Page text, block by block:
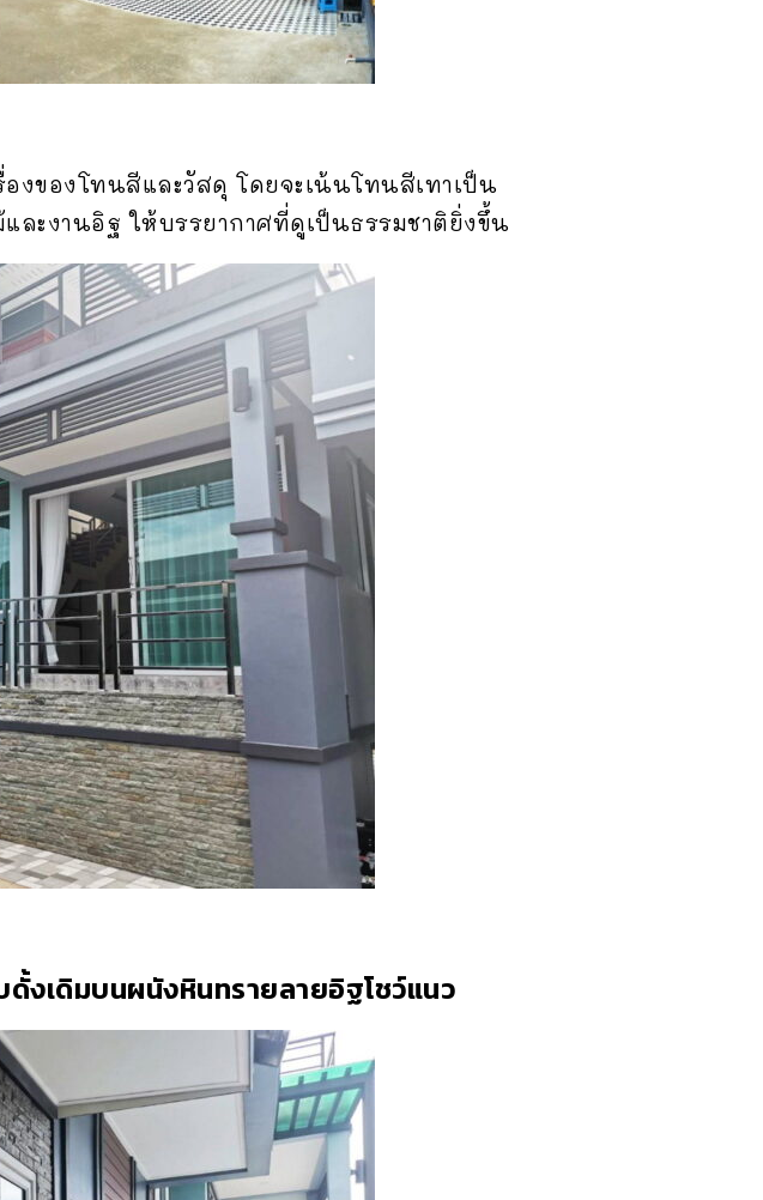
งของโทนสีและวัสดุ โดยจะเน้นโทนสีเทาเป็น
ะงานอิฐ ให้บรรยากาศที่ดูเป็นธรรมชาติยิ่งขึ้น
งเดิมบนผนังหินทรายลายอิฐโชว์แนว